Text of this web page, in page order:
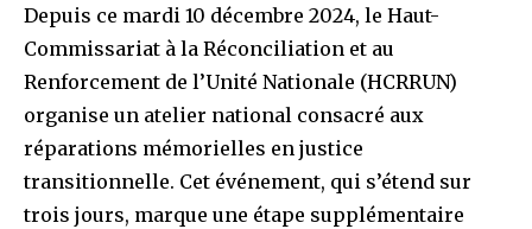
Depuis ce mardi 10 décembre 2024, le Haut-
Commissariat à la Réconciliation et au
Renforcement de l’Unité Nationale (HCRRUN)
organise un atelier national consacré aux
réparations mémorielles en justice
transitionnelle. Cet événement, qui s’étend sur
trois jours, marque une étape supplémentaire